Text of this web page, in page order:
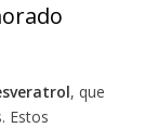
, que
Estos